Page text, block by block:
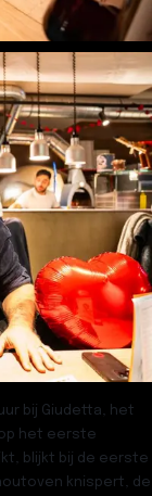
bij Giudetta, het
het eerste
blijkt bij de eerste
knispert, de